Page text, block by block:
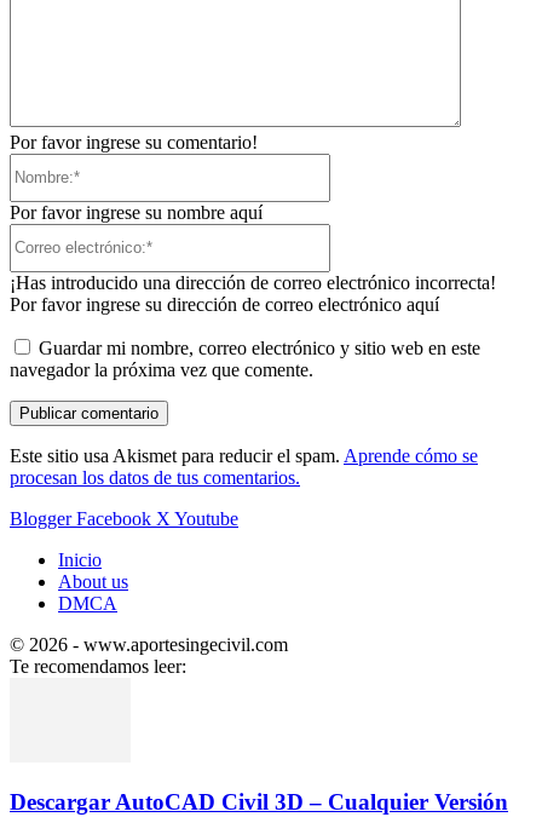
Por favor ingrese su comentario!
Por favor ingrese su nombre aquí
¡Has introducido una dirección de correo electrónico incorrecta!
Por favor ingrese su dirección de correo electrónico aquí
Guardar mi nombre, correo electrónico y sitio web en este
navegador la próxima vez que comente.
Este sitio usa Akismet para reducir el spam. Aprende cómo se
procesan los datos de tus comentarios.
Blogger Facebook X Youtube
Inicio
About us
DMCA
© 2026 - www.aportesingecivil.com
Te recomendamos leer:
Descargar AutoCAD Civil 3D – Cualquier Versión